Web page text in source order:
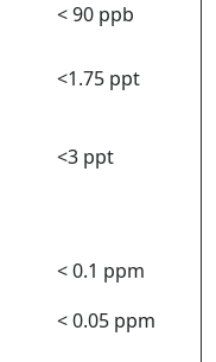
< 90 ppb
<1.75 ppt
<3 ppt
< 0.1 ppm
< 0.05 ppm